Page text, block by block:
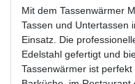
Mit dem Tassenwärmer
Tassen und Untertassen
Einsatz. Die
Edelstahl gefertigt und
Tassenwärmer ist